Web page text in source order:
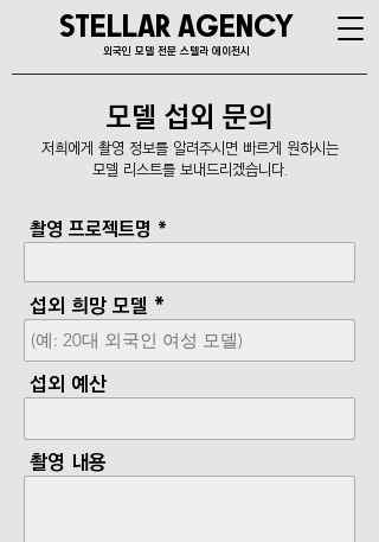
STELLAR AGENCY
외국인 모델 전문 스텔라 에이전시
모델 섭외 문의
저희에게 촬영 정보를 알려주시면 빠르게 원하시는
모델 리스트를 보내드리겠습니다.
촬영 프로젝트명
섭외 희망 모델
섭외 예산
촬영 내용